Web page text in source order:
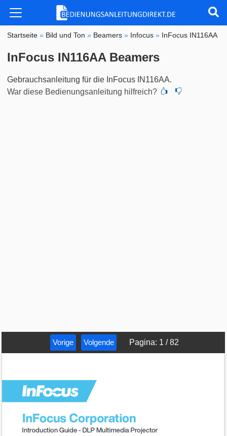
Startseite » Bild und Ton » Beamers » Infocus » InFocus IN116AA
InFocus IN116AA Beamers
Gebrauchsanleitung für die InFocus IN116AA.
War diese Bedienungsanleitung hilfreich?
Vorige Volgende Pagina: 1 /82